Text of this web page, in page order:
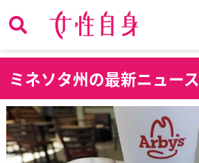
ミネソタ州の最新ニュース